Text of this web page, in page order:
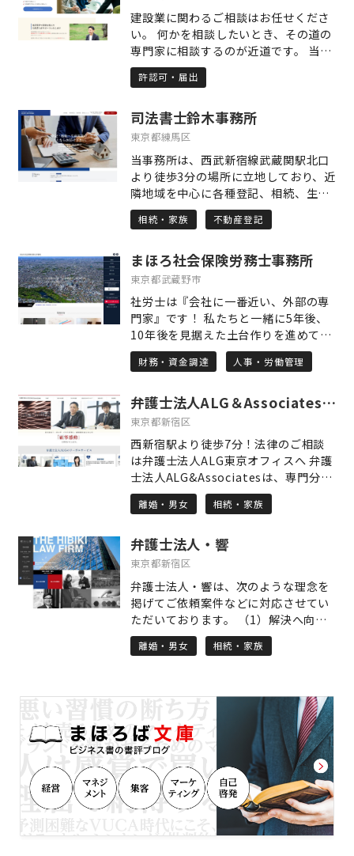
す。だからこそ私は、単に形式に則っ
た申請支援にとどまらず、ご相談者お
一人おひとりの歩まれてきた道のりと
現在の生活に真正面から耳を傾け、そ
の想いや状況を制度にしっかりと反映
させる申請づくりを心がけています。
手続きを進める中で「どうして申請し
たいのか」「どんなことで困っている
のか」という、言葉にしづらいお気持
ちにも寄り添い、信頼関係を築いて進
めることが、単なる事務作業にはない
支援の本質だと考えています。 私たち
の事務所では、初めてのご相談に際
をうかがうことを大切にしています。
お一人おひとりのペースを尊重しなが
談にも柔軟に対応しておりますので、
ご都合のよいスタイルで安心してご相
談いただけます。受給が決まることで
得られるのは、経済的な安定だけでは
ありません。「これからの人生をどう
た前向きな一歩を描いていただけるよ
う、私自身もその一助となれることを
願っています。「相談してよかった」
「これで少し安心できる」と思ってい
ただけるよう、丁寧で真摯な対応を心
からお約束します。
建設業に関わるご相談はお任せくださ
い。 何かを相談したいとき、その道の
専門家に相談するのが近道です。 当事
務所は建設業に特化した業務をしてい
ます。さらに建設業界で多くの経験を
確実に取得いたします。 建設業の専門
的知識があり、業界の慣習を知り、建
事務所の最大の強みです。 デジタル化
推進に伴い、電子申請を活用すること
により、遠方からのご依頼も承ること
が可能になりました。 建設業界にいた
行政書士がご相談を受けます。 同業者
と同じ様に気兼ねなくお問い合わせく
ださい。
許認可・届出
司法書士鈴木事務所
東京都練馬区
当事務所は、西武新宿線武蔵関駅北口
より徒歩3分の場所に立地しており、近
隣地域を中心に各種登記、相続、生前
対策の業務を取り扱っております。 他
士業の先生や、不動産会社との連携に
決することを目標に活動をさせてもら
っております。 手続のメリット、デメ
リットや費用の面についてご理解いた
だいたうえで業務を進めさせて頂きま
すので安心してご相談下さい。 ※土日
祝、夜間対応可能です。（要予約）
相続・家族 不動産登記
まほろ社会保険労務士事務所
東京都武蔵野市
社労士は『会社に一番近い、外部の専
門家』です！ 私たちと一緒に5年後、
10年後を見据えた土台作りを進めてま
いりましょう。 主な業務内容は 〇労働
保険・社会保険の手続き 〇給与計算業
し 〇確定拠出年金（企業型DC）の導
入支援 〇年金相談・申請の手続き など
支援に力を入れております。 会社にと
って多くのメリットがございますの
で、詳しくは当事務所ホームページを
ご覧いただき、お気軽にご連絡くださ
い。
財務・資金調達 人事・労働管理
弁護士法人ALG＆Associates 東京オフィス
東京都新宿区
西新宿駅より徒歩7分！法律のご相談
は弁護士法人ALG東京オフィスへ 弁護
士法人ALG&Associatesは、専門分野
に特化した弁護士が集う「総合病院
型」の事業スキームと、あらゆるリー
きる法律事務所を目指して設立されま
した。 多岐に及ぶ様々な法律問題につ
ように、法律分野ごとに事業部が設け
られており、その分野に特化した弁護
士が「チーム」となって、お客様のリ
ーガルニーズに合致したサービスを提
供することに努めています。 また、過
護士法人ALG&Associatesに所属する
弁護士が全員で共有することによっ
て、全国どこでも質の高いリーガルサ
ービスを提供致します。 「離婚につい
て考えている」、「家族が逮捕され
た」、「近く相続問題が起こりそ
う」、「交通事故の被害者なのに、加
害者や保険会社が横柄で困ってい
る」、「医療過誤の疑いがある」な
離婚・男女 相続・家族
弁護士法人・響
東京都新宿区
弁護士法人・響は、次のような理念を
掲げてご依頼案件などに対応させてい
ただいております。 （1）解決へ向け
て、迅速かつ粘り強く、あきらめない
こと （2）クライアントに寄り添った
確な解決 なかでも、法人個人を問わ
ず、相談者様・依頼者様のお話をよく
聞き、ご要望に沿った的確な解決を提
示し実現できるよう心がけています。
対応できる事案の範囲は、法人様を依
頼者とする会社法務一般から、個人様
の相続や離婚などの家事事件まで、幅
広く対応させていただきます。 継続的
なご相談がある場合や、気になる事案
離婚・男女 相続・家族